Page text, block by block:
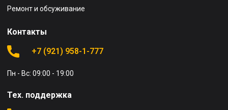
Ремонт и обсуживание
Контакты
+7 (921) 958-1-777
Пн - Вс: 09:00 - 19:00
Тех. поддержка